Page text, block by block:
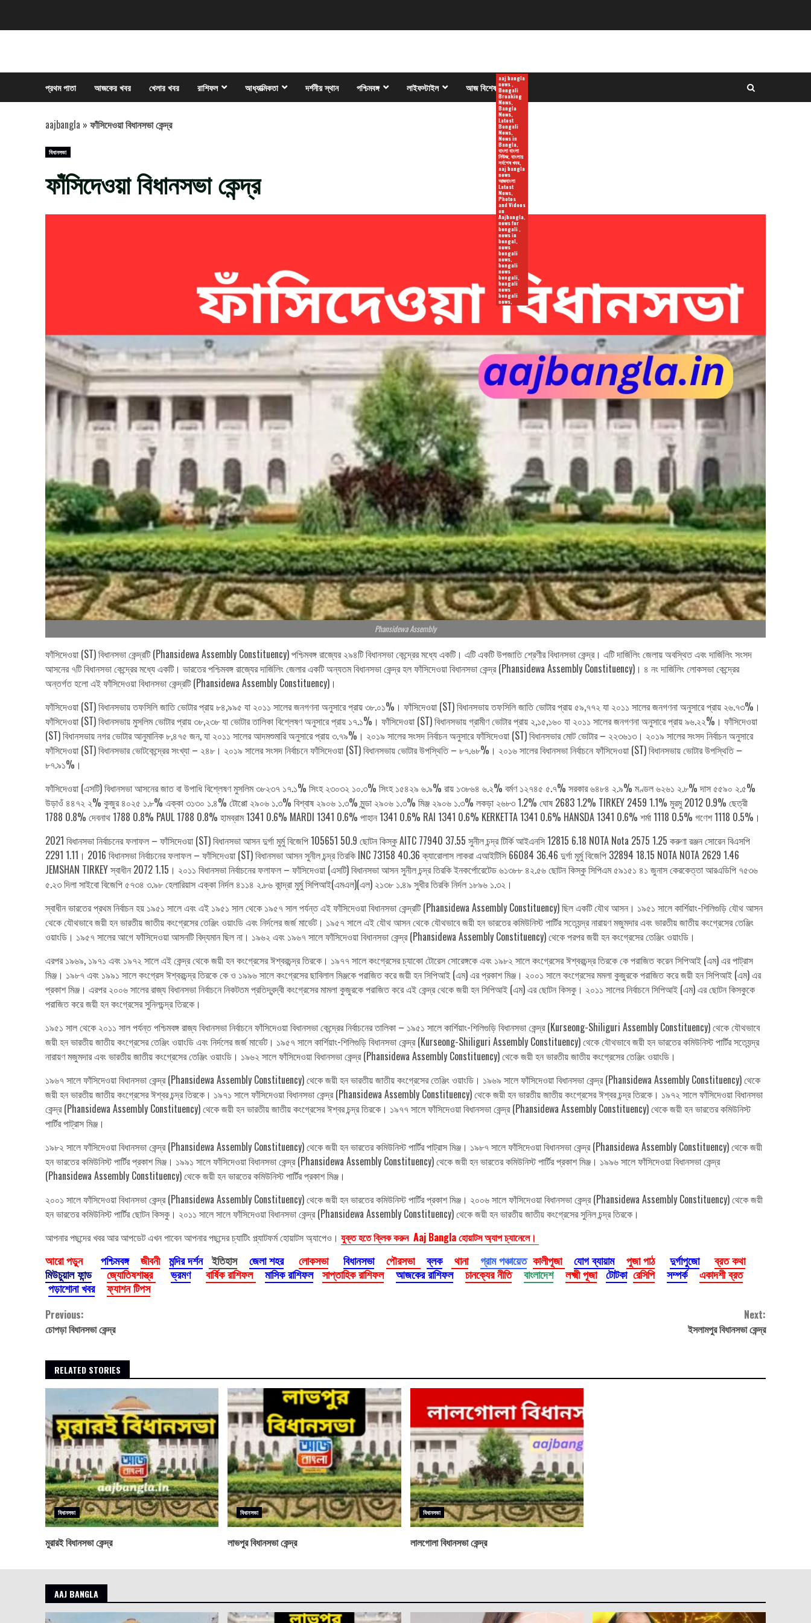
প্রথম পাতা আজকের খবর খেলার খবর রাশিফল আধ্যাত্মিকতা দর্শনীয় স্থান পশ্চিমবঙ্গ লাইফস্টাইল আজ বিশেষ
aaj bangla
news ,
Bengali
Breaking
News,
Bangla
News,
Latest
Bengali
News,
News in
Bangla,
বাংলা বাংলা
নিউজ, বাংলায়
সর্বশেষ খবর,
aaj bangla
news
আজবাংলা
Latest
News,
Photos
and Videos
on
Aajbangla,
news for
bengali ,
news in
bengal,
news
bengali
news,
bengali
news
bengali,
bengali
news
bengali
news,
aajbangla » ফাঁসিদেওয়া বিধানসভা কেন্দ্র
বিধানসভা
ফাঁসিদেওয়া বিধানসভা কেন্দ্র
Phansidewa Assembly
ফাঁসিদেওয়া (ST) বিধানসভা কেন্দ্রটি (Phansidewa Assembly Constituency) পশ্চিমবঙ্গ রাজ্যের ২৯৪টি বিধানসভা কেন্দ্রের মধ্যে একটি। এটি একটি উপজাতি শ্রেণীর বিধানসভা কেন্দ্র। এটি দার্জিলিং জেলায় অবস্থিত এবং দার্জিলিং সংসদ
আসনের ৭টি বিধানসভা কেন্দ্রের মধ্যে একটি। ভারতের পশ্চিমবঙ্গ রাজ্যের দার্জিলিং জেলার একটি অন্যতম বিধানসভা কেন্দ্র হল ফাঁসিদেওয়া বিধানসভা কেন্দ্র (Phansidewa Assembly Constituency)। ৪ নং দার্জিলিং লোকসভা কেন্দ্রের
অন্তর্গত হলো এই ফাঁসিদেওয়া বিধানসভা কেন্দ্রটি (Phansidewa Assembly Constituency)।
ফাঁসিদেওয়া (ST) বিধানসভায় তফসিলি জাতি ভোটার প্রায় ৮৪,৯৯৫ যা ২০১১ সালের জনগণনা অনুসারে প্রায় ৩৮.০১%। ফাঁসিদেওয়া (ST) বিধানসভায় তফসিলি জাতি ভোটার প্রায় ৫৯,৭৭২ যা ২০১১ সালের জনগণনা অনুসারে প্রায় ২৬.৭৩%।
ফাঁসিদেওয়া (ST) বিধানসভায় মুসলিম ভোটার প্রায় ৩৮,২৩৮ যা ভোটার তালিকা বিশ্লেষণ অনুসারে প্রায় ১৭.১%। ফাঁসিদেওয়া (ST) বিধানসভায় গ্রামীণ ভোটার প্রায় ২,১৫,১৬০ যা ২০১১ সালের জনগণনা অনুসারে প্রায় ৯৬.২২%। ফাঁসিদেওয়া
(ST) বিধানসভায় নগর ভোটার আনুমানিক ৮,৪৭৫ জন, যা ২০১১ সালের আদমশুমারি অনুসারে প্রায় ৩.৭৯%। ২০১৯ সালের সংসদ নির্বাচন অনুসারে ফাঁসিদেওয়া (ST) বিধানসভার মোট ভোটার – ২২৩৬১৩। ২০১৯ সালের সংসদ নির্বাচন অনুসারে
ফাঁসিদেওয়া (ST) বিধানসভার ভোটকেন্দ্রের সংখ্যা – ২৪৮। ২০১৯ সালের সংসদ নির্বাচনে ফাঁসিদেওয়া (ST) বিধানসভায় ভোটার উপস্থিতি – ৮৭.৬৮%। ২০১৬ সালের বিধানসভা নির্বাচনে ফাঁসিদেওয়া (ST) বিধানসভায় ভোটার উপস্থিতি –
৮৭.৯১%।
ফাঁসিদেওয়া (এসটি) বিধানসভা আসনের জাত বা উপাধি বিশ্লেষণ মুসলিম ৩৮২৩৭ ১৭.১% সিংহ ২৩০৩২ ১০.৩% সিংহ ১৫৪২৯ ৬.৯% রায় ১৩৮৬৪ ৬.২% বর্মণ ১২৭৪৫ ৫.৭% সরকার ৬৪৮৪ ২.৯% মণ্ডল ৬২৬১ ২.৮% দাস ৫৫৯০ ২.৫%
উড়াওঁ ৪৪৭২ ২% কুজুর ৪০২৫ ১.৮% এক্কা ৩১৩০ ১.৪% টোপ্পো ২৯০৬ ১.৩% বিশ্বাষ ২৯০৬ ১.৩% মুন্ডা ২৯০৬ ১.৩% মিঞ্জ ২৯০৬ ১.৩% লকড়া ২৬৮৩ 1.2% ঘোষ 2683 1.2% TIRKEY 2459 1.1% মুরমু 2012 0.9% ছেত্রী
1788 0.8% দেবনাথ 1788 0.8% PAUL 1788 0.8% হামব্রাম 1341 0.6% MARDI 1341 0.6% পাহান 1341 0.6% RAI 1341 0.6% KERKETTA 1341 0.6% HANSDA 1341 0.6% শর্মা 1118 0.5% গণেশ 1118 0.5%।
2021 বিধানসভা নির্বাচনের ফলাফল – ফাঁসিদেওয়া (ST) বিধানসভা আসন দুর্গা মুর্মু বিজেপি 105651 50.9 ছোটন কিস্কু AITC 77940 37.55 সুনীল চন্দ্র টির্কি আইএনসি 12815 6.18 NOTA Nota 2575 1.25 করুণা রঞ্জন সোরেন বিএসপি
2291 1.11। 2016 বিধানসভা নির্বাচনের ফলাফল – ফাঁসিদেওয়া (ST) বিধানসভা আসন সুনীল চন্দ্র তিরকি INC 73158 40.36 ক্যারোলাস লাকরা এআইটিসি 66084 36.46 দুর্গা মুর্মু বিজেপি 32894 18.15 NOTA NOTA 2629 1.46
JEMSHAN TIRKEY স্বাধীন 2072 1.15। ২০১১ বিধানসভা নির্বাচনের ফলাফল – ফাঁসিদেওয়া (এসটি) বিধানসভা আসন সুনীল চন্দ্র তিরকি ইনকর্পোরেটেড ৬১৩৮৮ ৪২.৫৬ ছোটন কিস্কু সিপিএম ৫৯১৫১ ৪১ জুনাস কেরকেত্তা আরএডিপি ৭৫৩৬
৫.২৩ দিলা সাইবো বিজেপি ৫৭৩৪ ৩.৯৮ হেলারিয়াস এক্কা নির্দল ৪১১৪ ২.৮৬ কান্দ্রা মুর্মু সিপিআই(এমএল)(এল) ২১৩৮ ১.৪৯ সুধীর তিরকি নির্দল ১৮৯৬ ১.৩২।
স্বাধীন ভারতের প্রথম নির্বাচন হয় ১৯৫১ সালে এবং এই ১৯৫১ সাল থেকে ১৯৫৭ সাল পর্যন্ত এই ফাঁসিদেওয়া বিধানসভা কেন্দ্রটি (Phansidewa Assembly Constituency) ছিল একটি যৌথ আসন। ১৯৫১ সালে কার্শিয়াং-শিলিগুড়ি যৌথ আসন
থেকে যৌথভাবে জয়ী হন ভারতীয় জাতীয় কংগ্রেসের তেঞ্জিং ওয়াংডি এবং নির্দলের জর্জ মার্ভেট। ১৯৫৭ সালে এই যৌথ আসন থেকে যৌথভাবে জয়ী হন ভারতের কমিউনিস্ট পার্টির সত্যেন্দ্র নারায়ণ মজুমদার এবং ভারতীয় জাতীয় কংগ্রেসের তেঞ্জিং
ওয়াংডি। ১৯৫৭ সালের আগে ফাঁসিদেওয়া আসনটি বিদ্যমান ছিল না। ১৯৬২ এবং ১৯৬৭ সালে ফাঁসিদেওয়া বিধানসভা কেন্দ্র (Phansidewa Assembly Constituency) থেকে পরপর জয়ী হন কংগ্রেসের তেঞ্জিং ওয়াংডি।
এরপর ১৯৬৯, ১৯৭১ এবং ১৯৭২ সালে এই কেন্দ্র থেকে জয়ী হন কংগ্রেসের ঈশ্বরচন্দ্র তিরকে। ১৯৭৭ সালে কংগ্রেসের চ্যাকো টোরেস সোরেঙ্গকে এবং ১৯৮২ সালে কংগ্রেসের ঈশ্বরচন্দ্র তিরকে কে পরাজিত করেন সিপিআই (এম) এর পাট্রাস
মিঞ্জ। ১৯৮৭ এবং ১৯৯১ সালে কংগ্রেস ঈশ্বরচন্দ্র তিরকে কে ও ১৯৯৬ সালে কংগ্রেসের ছাবিলাল মিঞ্জকে পরাজিত করে জয়ী হন সিপিআই (এম) এর প্রকাশ মিঞ্জ। ২০০১ সালে কংগ্রেসের মমলা কুজুরকে পরাজিত করে জয়ী হন সিপিআই (এম) এর
প্রকাশ মিঞ্জ। এরপর ২০০৬ সালের রাজ্য বিধানসভা নির্বাচনে নিকটতম প্রতিদ্বন্দ্বী কংগ্রেসের মামলা কুজুরকে পরাজিত করে এই কেন্দ্র থেকে জয়ী হন সিপিআই (এম) এর ছোটন কিসকু। ২০১১ সালের নির্বাচনে সিপিআই (এম) এর ছোটন কিসকুকে
পরাজিত করে জয়ী হন কংগ্রেসের সুনিলচন্দ্র তিরকে।
১৯৫১ সাল থেকে ২০১১ সাল পর্যন্ত পশ্চিমবঙ্গ রাজ্য বিধানসভা নির্বাচনে ফাঁসিদেওয়া বিধানসভা কেন্দ্রের নির্বাচনের তালিকা – ১৯৫১ সালে কার্শিয়াং-শিলিগুড়ি বিধানসভা কেন্দ্র (Kurseong-Shiliguri Assembly Constituency) থেকে যৌথভাবে
জয়ী হন ভারতীয় জাতীয় কংগ্রেসের তেঞ্জিং ওয়াংডি এবং নির্দলের জর্জ মার্ভেট। ১৯৫৭ সালে কার্শিয়াং-শিলিগুড়ি বিধানসভা কেন্দ্র (Kurseong-Shiliguri Assembly Constituency) থেকে যৌথভাবে জয়ী হন ভারতের কমিউনিস্ট পার্টির সত্যেন্দ্র
নারায়ণ মজুমদার এবং ভারতীয় জাতীয় কংগ্রেসের তেঞ্জিং ওয়াংডি। ১৯৬২ সালে ফাঁসিদেওয়া বিধানসভা কেন্দ্র (Phansidewa Assembly Constituency) থেকে জয়ী হন ভারতীয় জাতীয় কংগ্রেসের তেঞ্জিং ওয়াংডি।
১৯৬৭ সালে ফাঁসিদেওয়া বিধানসভা কেন্দ্র (Phansidewa Assembly Constituency) থেকে জয়ী হন ভারতীয় জাতীয় কংগ্রেসের তেঞ্জিং ওয়াংডি। ১৯৬৯ সালে ফাঁসিদেওয়া বিধানসভা কেন্দ্র (Phansidewa Assembly Constituency) থেকে
জয়ী হন ভারতীয় জাতীয় কংগ্রেসের ঈশ্বর চন্দ্র তিরকে। ১৯৭১ সালে ফাঁসিদেওয়া বিধানসভা কেন্দ্র (Phansidewa Assembly Constituency) থেকে জয়ী হন ভারতীয় জাতীয় কংগ্রেসের ঈশ্বর চন্দ্র তিরকে। ১৯৭২ সালে ফাঁসিদেওয়া বিধানসভা
কেন্দ্র (Phansidewa Assembly Constituency) থেকে জয়ী হন ভারতীয় জাতীয় কংগ্রেসের ঈশ্বর চন্দ্র তিরকে। ১৯৭৭ সালে ফাঁসিদেওয়া বিধানসভা কেন্দ্র (Phansidewa Assembly Constituency) থেকে জয়ী হন ভারতের কমিউনিস্ট
পার্টির পাট্রাস মিঞ্জ।
১৯৮২ সালে ফাঁসিদেওয়া বিধানসভা কেন্দ্র (Phansidewa Assembly Constituency) থেকে জয়ী হন ভারতের কমিউনিস্ট পার্টির পাট্রাস মিঞ্জ। ১৯৮৭ সালে ফাঁসিদেওয়া বিধানসভা কেন্দ্র (Phansidewa Assembly Constituency) থেকে জয়ী
হন ভারতের কমিউনিস্ট পার্টির প্রকাশ মিঞ্জ। ১৯৯১ সালে ফাঁসিদেওয়া বিধানসভা কেন্দ্র (Phansidewa Assembly Constituency) থেকে জয়ী হন ভারতের কমিউনিস্ট পার্টির প্রকাশ মিঞ্জ। ১৯৯৬ সালে ফাঁসিদেওয়া বিধানসভা কেন্দ্র
(Phansidewa Assembly Constituency) থেকে জয়ী হন ভারতের কমিউনিস্ট পার্টির প্রকাশ মিঞ্জ।
২০০১ সালে ফাঁসিদেওয়া বিধানসভা কেন্দ্র (Phansidewa Assembly Constituency) থেকে জয়ী হন ভারতের কমিউনিস্ট পার্টির প্রকাশ মিঞ্জ। ২০০৬ সালে ফাঁসিদেওয়া বিধানসভা কেন্দ্র (Phansidewa Assembly Constituency) থেকে জয়ী
হন ভারতের কমিউনিস্ট পার্টির ছোটন কিসকু। ২০১১ সালে সালে ফাঁসিদেওয়া বিধানসভা কেন্দ্র (Phansidewa Assembly Constituency) থেকে জয়ী হন ভারতীয় জাতীয় কংগ্রেসের সুনিল চন্দ্র তিরকে।
আপনার পছন্দের খবর আর আপডেট এখন পাবেন আপনার পছন্দের চ্যাটিং প্ল্যাটফর্ম হোয়াটস অ্যাপেও। যুক্ত হতে ক্লিক করুন Aaj Bangla হোয়াটস অ্যাপ চ্যানেলে।
আরো পড়ুন পশ্চিমবঙ্গ জীবনী মন্দির দর্শন ইতিহাস জেলা শহর লোকসভা বিধানসভা পৌরসভা ব্লক থানা গ্রাম পঞ্চায়েত কালীপূজা যোগ ব্যায়াম পুজা পাঠ দুর্গাপুজো
ব্রত কথা
মিউচুয়াল ফান্ড
জ্যোতিষশাস্ত্র ভ্রমণ বার্ষিক রাশিফল মাসিক রাশিফল সাপ্তাহিক রাশিফল আজকের রাশিফল চানক্যের নীতি বাংলাদেশ লক্ষ্মী পূজা টোটকা রেসিপি সম্পর্ক
একাদশী ব্রত
পড়াশোনা খবর
ফ্যাশন টিপস
Continue
Reading
Previous:
চোপড়া বিধানসভা কেন্দ্র
Next:
ইসলামপুর বিধানসভা কেন্দ্র
RELATED STORIES
বিধানসভা
মুরারই বিধানসভা কেন্দ্র
বিধানসভা
লাভপুর বিধানসভা কেন্দ্র
বিধানসভা
লালগোলা বিধানসভা কেন্দ্র
AAJ BANGLA